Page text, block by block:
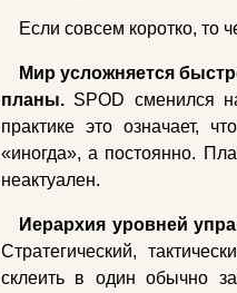
Если совсем коротко, то
Мир усложняется
планы. SPOD сменился
практике это означает,
«иногда», а постоянно.
неактуален.
Иерархия уровней
Стратегический,
склеить в один обычно